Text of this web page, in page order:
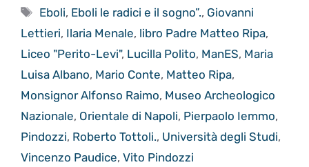
Tag
Eboli, Eboli le radici e il sogno”., Giovanni
Lettieri, Ilaria Menale, libro Padre Matteo Ripa,
Liceo "Perito-Levi", Lucilla Polito, ManES, Maria
Luisa Albano, Mario Conte, Matteo Ripa,
Monsignor Alfonso Raimo, Museo Archeologico
Nazionale, Orientale di Napoli, Pierpaolo Iemmo,
Pindozzi, Roberto Tottoli., Università degli Studi,
Vincenzo Paudice, Vito Pindozzi